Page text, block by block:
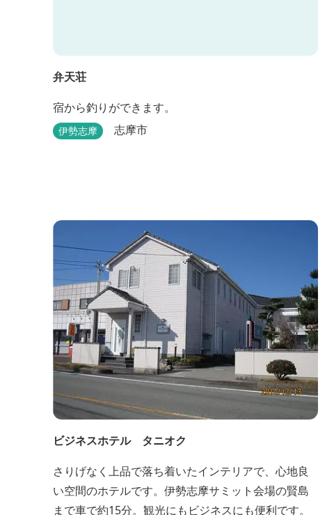
弁天荘
宿から釣りができます。
伊勢志摩 志摩市
ビジネスホテル タニオク
さりげなく上品で落ち着いたインテリアで、心地良
い空間のホテルです。伊勢志摩サミット会場の賢島
まで車で約15分。観光にもビジネスにも便利です。